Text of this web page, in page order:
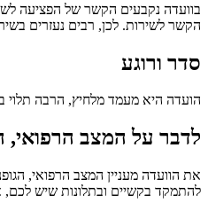
בוועדה נקבעים הקשר של הפציעה
הקשר לשירות. לכן, רבים נעזרים
סדר ורוגע
הועדה היא מעמד מלחיץ, הרבה תלוי
לדבר על המצב הרפואי,
את הוועדה מעניין המצב הרפואי,
להתמקד בקשיים ובתלונות שיש לכם,